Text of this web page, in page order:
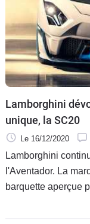
Lamborghini
unique, la SC20
Le 16/12/2020
Lamborghini
l'Aventador. La
barquette aperçue